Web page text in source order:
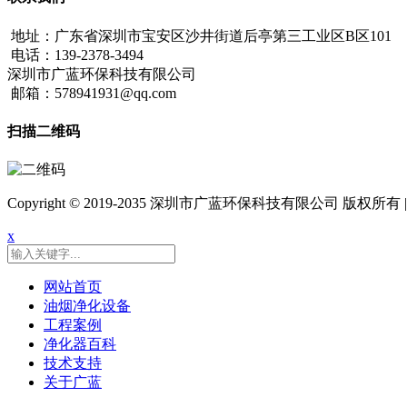
地址：广东省深圳市宝安区沙井街道后亭第三工业区B区101
电话：139-2378-3494
深圳市广蓝环保科技有限公司
邮箱：578941931@qq.com
扫描二维码
Copyright © 2019-2035 深圳市广蓝环保科技有限公司 版权所有 |
x
网站首页
油烟净化设备
工程案例
净化器百科
技术支持
关于广蓝